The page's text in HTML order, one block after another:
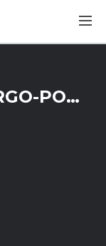
GUIDA DI MECLEMBURGO-POMERANIA ANTERIORE